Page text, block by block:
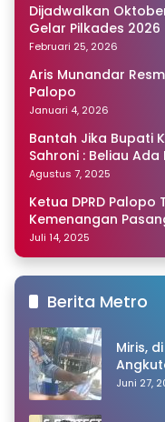
Dijadwalkan
Gelar Pilkades 2026
Februari 25, 2026
Aris Munandar
Palopo
Januari 4, 2026
Bantah Jika Bupati
Sahroni : Beliau
Agustus 7, 2025
Ketua DPRD
Kemenangan
Sulsel
Juli 14, 2025
Berita Metro
Miris,
Juni 27,